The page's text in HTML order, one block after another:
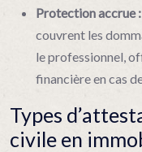
Protection accrue :
couvrent les
le professionnel,
financière en cas
Types
civile en